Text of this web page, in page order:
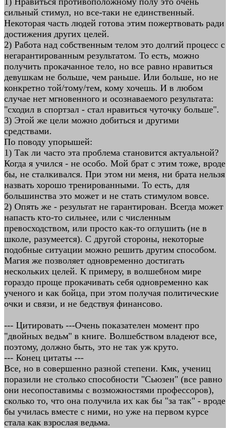
сильный стимул, но все-таки не единственный.
Некоторая часть людей готова этим пожертвовать ради
достижения других целей.
2) Работа над собственным телом это долгий процесс с
негарантированным результатом. То есть, можно
получить прокачанное тело, но все равно нравиться
девушкам не больше, чем раньше. Или больше, но не
конкретно той/тому/тем, кому хочешь. И в любом
случае нет мгновенного и осознаваемого результата:
"сходил в спортзал - стал нравиться чуточку больше".
3) Этой же цели можно добиться и другими
средствами.
По поводу упорышей:
1) Так ли часто эта проблема становится актуальной?
Когда я учился - не особо. Мой брат с этим тоже, вроде
бы, не сталкивался. При этом ни меня, ни брата нельзя
назвать хорошо тренированными. То есть, для
большинства это может и не стать стимулом вовсе.
2) Опять же - результат не гарантирован. Всегда может
напасть кто-то сильнее, или с численным
превосходством, или просто как-то оглушить (не в
школе, разумеется). С другой стороны, некоторые
подобные ситуации можно решить другим способом.
Магия же позволяет одновременно достигать
нескольких целей. К примеру, в волшебном мире
гораздо проще прокачивать себя одновременно как
ученого и как бойца, при этом получая политические
очки и связи, и не бедствуя финансово.
--- Цитировать ---Очень показателен момент про
"двойных ведьм" в книге. Волшебством владеют все,
поэтому, должно быть, это не так уж круто.
--- Конец цитаты ---
Все, но в совершенно разной степени. Кмк, учениц
поразили не столько способности "Сьюзен" (все равно
они несопоставимы с возможностями профессоров),
сколько то, что она получила их как бы "за так" - вроде
бы училась вместе с ними, но уже на первом курсе
стала как взрослая ведьма.